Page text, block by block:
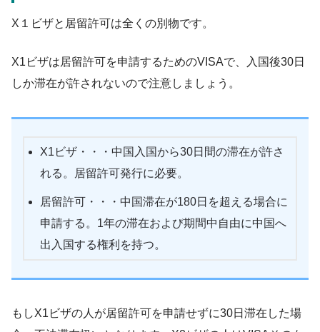
X１ビザと居留許可は全くの別物です。
X1ビザは居留許可を申請するためのVISAで、入国後30日
しか滞在が許されないので注意しましょう。
X1ビザ・・・中国入国から30日間の滞在が許さ
れる。居留許可発行に必要。
居留許可・・・中国滞在が180日を超える場合に
申請する。1年の滞在および期間中自由に中国へ
出入国する権利を持つ。
もしX1ビザの人が居留許可を申請せずに30日滞在した場